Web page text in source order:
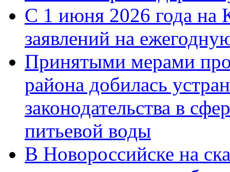
С 1 июня 2026 года на
заявлений на
Принятыми мерами
района добилась
законодательства в
питьевой воды
В Новороссийске на